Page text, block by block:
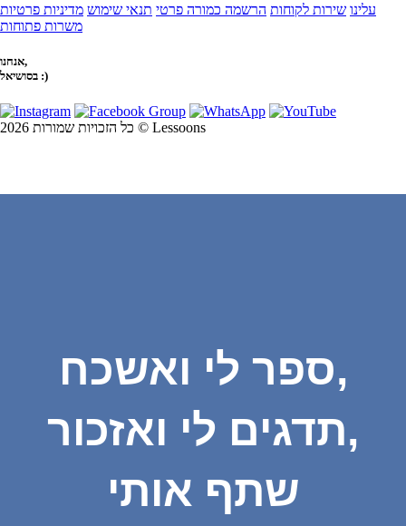
עלינו שירות לקוחות הרשמה כמורה פרטי תנאי שימוש מדיניות פרטיות
משרות פתוחות
אנחנו,
בסושיאל :)
כל הזכויות שמורות 2026 © Lessoons
ספר לי ואשכח,
תדגים לי ואזכור,
שתף אותי